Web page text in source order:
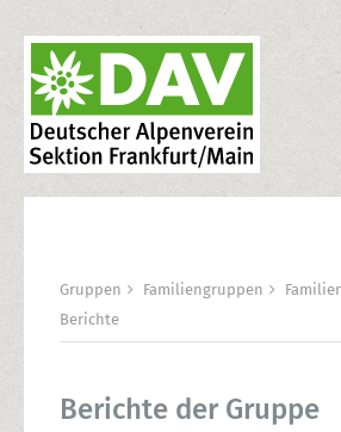
Gruppen Familiengruppen
Berichte
Berichte der Gruppe